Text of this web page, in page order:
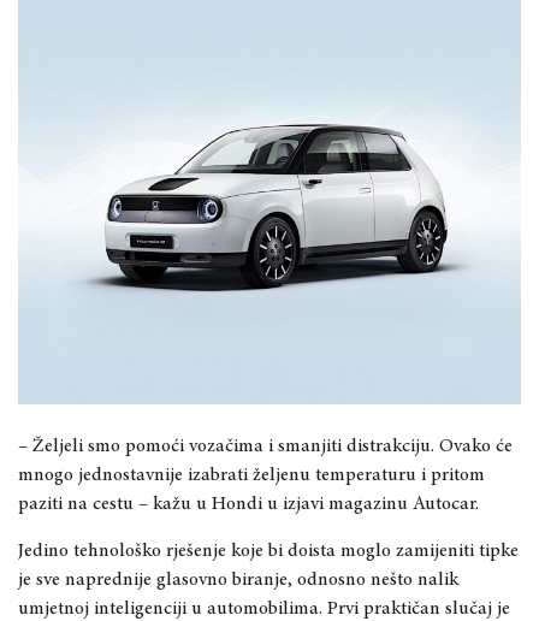
– Željeli smo pomoći vozačima i smanjiti distrakciju. Ovako će
mnogo jednostavnije izabrati željenu temperaturu i pritom
paziti na cestu – kažu u Hondi u izjavi magazinu Autocar.
Jedino tehnološko rješenje koje bi doista moglo zamijeniti tipke
je sve naprednije glasovno biranje, odnosno nešto nalik
umjetnoj inteligenciji u automobilima. Prvi praktičan slučaj je